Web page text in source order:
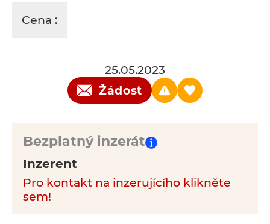
Cena :
25.05.2023
Žádost
Bezplatný inzerát
Inzerent
Pro kontakt na inzerujícího klikněte
sem!